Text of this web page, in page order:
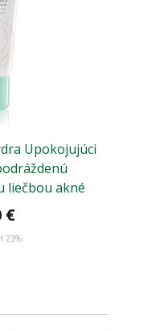
Upokojujúci
liečbou akné
€
23%